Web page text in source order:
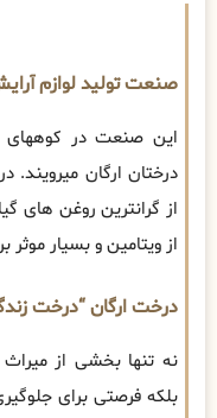
صنعت تولید لوازم
این صنعت در کوههای
درختان ارگان
از گرانترین روغن های
از ویتامین و بسیار
درخت ارگان “درخت
نه تنها بخشی از
بلکه فرصتی برای